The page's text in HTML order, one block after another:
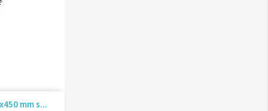
mm s...